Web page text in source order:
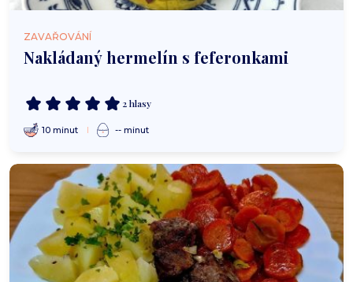
ZAVAŘOVÁNÍ
Nakládaný hermelín s feferonkami
2 hlasy
10 minut -- minut